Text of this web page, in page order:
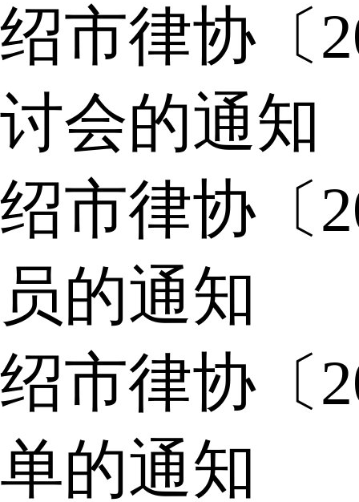
绍市律协〔
讨会的通知
绍市律协〔
员的通知
绍市律协〔
单的通知